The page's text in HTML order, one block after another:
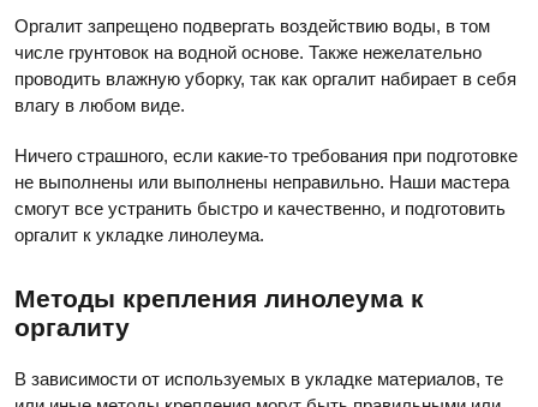
Оргалит запрещено подвергать воздействию воды, в том
числе грунтовок на водной основе. Также нежелательно
проводить влажную уборку, так как оргалит набирает в себя
влагу в любом виде.
Ничего страшного, если какие-то требования при подготовке
не выполнены или выполнены неправильно. Наши мастера
смогут все устранить быстро и качественно, и подготовить
оргалит к укладке линолеума.
Методы крепления линолеума к
оргалиту
В зависимости от используемых в укладке материалов, те